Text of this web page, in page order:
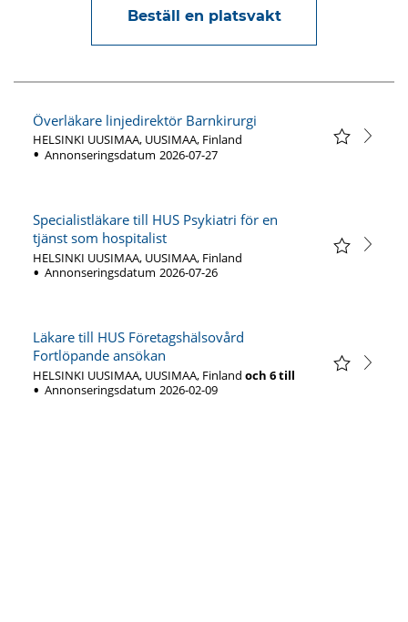
Beställ en platsvakt
Överläkare linjedirektör Barnkirurgi
HELSINKI UUSIMAA, UUSIMAA, Finland
Annonseringsdatum 2026-07-27
Specialistläkare till HUS Psykiatri för en
tjänst som hospitalist
HELSINKI UUSIMAA, UUSIMAA, Finland
Annonseringsdatum 2026-07-26
Läkare till HUS Företagshälsovård
Fortlöpande ansökan
HELSINKI UUSIMAA, UUSIMAA, Finland och 6till
Annonseringsdatum 2026-02-09